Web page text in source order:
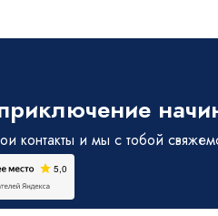
контакты и мы с тобой